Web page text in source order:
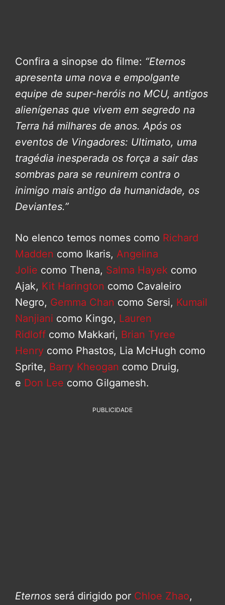
Confira a sinopse do filme: “Eternos
apresenta uma nova e empolgante
equipe de super-heróis no MCU, antigos
alienígenas que vivem em segredo na
Terra há milhares de anos. Após os
eventos de Vingadores: Ultimato, uma
tragédia inesperada os força a sair das
sombras para se reunirem contra o
inimigo mais antigo da humanidade, os
Deviantes.”
No elenco temos nomes como Richard
Madden como Ikaris, Angelina
Jolie como Thena, Salma Hayek como
Ajak, Kit Harington como Cavaleiro
Negro, Gemma Chan como Sersi, Kumail
Nanjiani como Kingo, Lauren
Ridloff como Makkari, Brian Tyree
Henry como Phastos, Lia McHugh como
Sprite, Barry Kheogan como Druig,
e Don Lee como Gilgamesh.
PUBLICIDADE
Eternos será dirigido por Chloe Zhao,